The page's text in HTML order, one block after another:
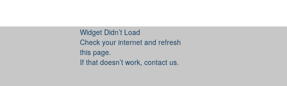
Widget Didn’t Load
Check your internet and refresh
this page.
If that doesn’t work, contact us.